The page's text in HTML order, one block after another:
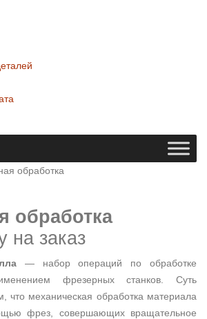
обработка
обработка
на заказ
— набор операций по обработке
фрезерных станков. Суть
что механическая обработка материала
фрез, совершающих вращательное